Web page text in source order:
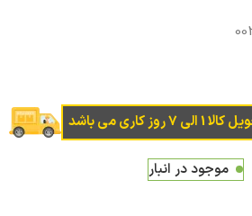
7 روز کاری می باشد
موجود در انبار